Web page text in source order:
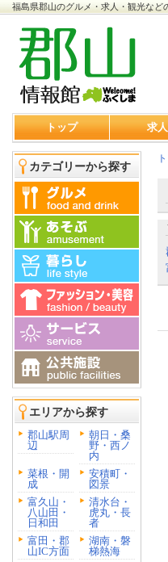
福島県郡山のグルメ・求人・観光など
トップ 求人
カテゴリーから探す
エリアから探す
郡山駅周
辺
朝日・桑
野・西ノ
内
菜根・開
成
安積町・
図景
富久山・
八山田・
日和田
清水台・
虎丸・長
者
富田・郡
山IC方面
湖南・磐
梯熱海